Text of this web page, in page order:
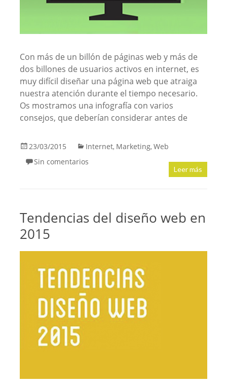
Con más de un billón de páginas web y más de
dos billones de usuarios activos en internet, es
muy difícil diseñar una página web que atraiga
nuestra atención durante el tiempo necesario.
Os mostramos una infografía con varios
consejos, que deberían considerar antes de
23/03/2015 Internet, Marketing, Web
Sin comentarios
Leer más
Tendencias del diseño web en
2015